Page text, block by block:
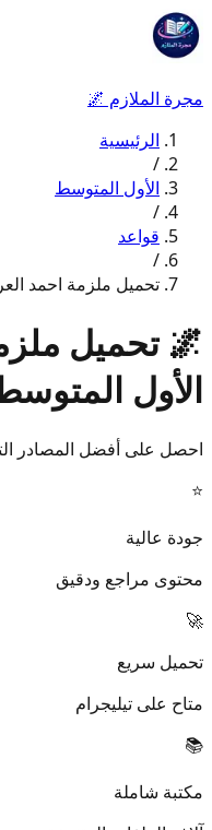
مجرة الملازم 🌌
الرئيسية
/
الأول المتوسط
/
قواعد
/
تحميل ملزمة احمد
🌌 تحميل
الأول المتوسط
احصل على أفضل المصادر
⭐
جودة عالية
محتوى مراجع ودقيق
🚀
تحميل سريع
متاح على تيليجرام
📚
مكتبة شاملة